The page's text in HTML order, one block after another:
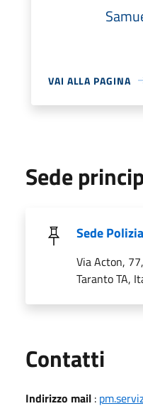
VAI ALLA PAGINA
Sede
Sede
Via Acton,
Taranto TA,
Contatti
Indirizzo mail :